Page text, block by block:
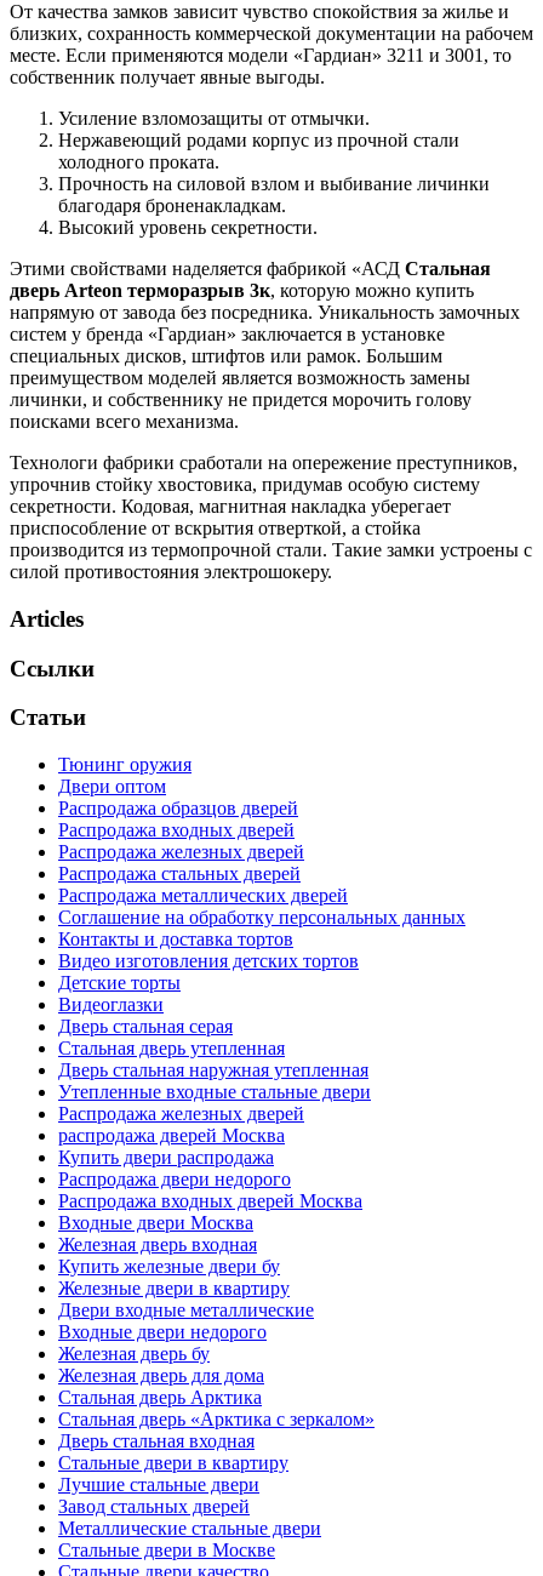
От качества замков зависит чувство спокойствия за жилье и
близких, сохранность коммерческой документации на рабочем
месте. Если применяются модели «Гардиан» 3211 и 3001, то
собственник получает явные выгоды.
Усиление взломозащиты от отмычки.
Нержавеющий родами корпус из прочной стали
холодного проката.
Прочность на силовой взлом и выбивание личинки
благодаря броненакладкам.
Высокий уровень секретности.
Этими свойствами наделяется фабрикой «АСД Стальная
дверь Arteon терморазрыв 3к, которую можно купить
напрямую от завода без посредника. Уникальность замочных
систем у бренда «Гардиан» заключается в установке
специальных дисков, штифтов или рамок. Большим
преимуществом моделей является возможность замены
личинки, и собственнику не придется морочить голову
поисками всего механизма.
Технологи фабрики сработали на опережение преступников,
упрочнив стойку хвостовика, придумав особую систему
секретности. Кодовая, магнитная накладка уберегает
приспособление от вскрытия отверткой, а стойка
производится из термопрочной стали. Такие замки устроены с
силой противостояния электрошокеру.
Articles
Ссылки
Статьи
Тюнинг оружия
Двери оптом
Распродажа образцов дверей
Распродажа входных дверей
Распродажа железных дверей
Распродажа стальных дверей
Распродажа металлических дверей
Соглашение на обработку персональных данных
Контакты и доставка тортов
Видео изготовления детских тортов
Детские торты
Видеоглазки
Дверь стальная серая
Стальная дверь утепленная
Дверь стальная наружная утепленная
Утепленные входные стальные двери
Распродажа железных дверей
распродажа дверей Москва
Купить двери распродажа
Распродажа двери недорого
Распродажа входных дверей Москва
Входные двери Москва
Железная дверь входная
Купить железные двери бу
Железные двери в квартиру
Двери входные металлические
Входные двери недорого
Железная дверь бу
Железная дверь для дома
Стальная дверь Арктика
Стальная дверь «Арктика с зеркалом»
Дверь стальная входная
Стальные двери в квартиру
Лучшие стальные двери
Завод стальных дверей
Металлические стальные двери
Стальные двери в Москве
Стальные двери качество